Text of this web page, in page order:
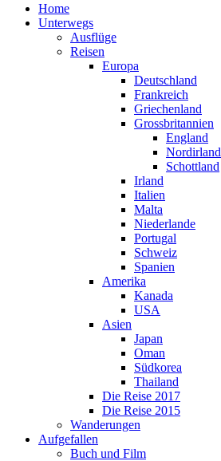
Home
Unterwegs
Ausflüge
Reisen
Europa
Deutschland
Frankreich
Griechenland
Grossbritannien
England
Nordirland
Schottland
Irland
Italien
Malta
Niederlande
Portugal
Schweiz
Spanien
Amerika
Kanada
USA
Asien
Japan
Oman
Südkorea
Thailand
Die Reise 2017
Die Reise 2015
Wanderungen
Aufgefallen
Buch und Film